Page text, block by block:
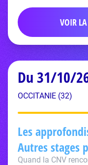
VOIR
Du 31/10/
OCCITANIE (32)
Les
Autres stages
Quand la CNV